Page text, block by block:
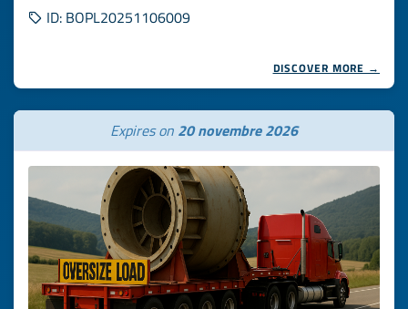
ID: BOPL20251106009
DISCOVER MORE →
Expires on 20 novembre 2026